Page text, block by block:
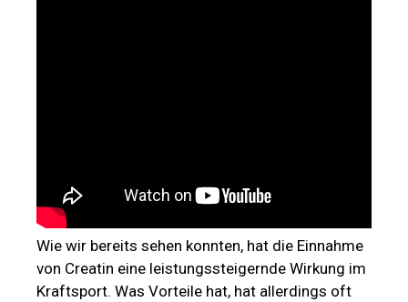
Wie wir bereits sehen konnten, hat die Einnahme
von Creatin eine leistungssteigernde Wirkung im
Kraftsport. Was Vorteile hat, hat allerdings oft